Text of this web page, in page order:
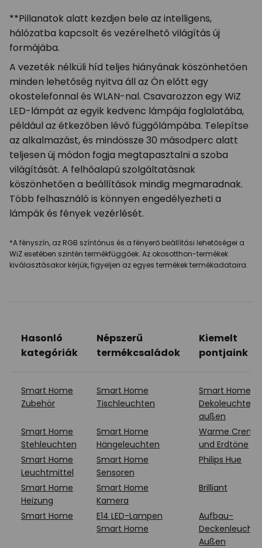
**Pillanatok alatt kezdjen bele az intelligens,
hálózatba kapcsolt és vezérelhető világítás új
formájába.
A vezeték nélküli híd teljes hiányának köszönhetően
minden lehetőség nyitva áll az Ön előtt egy
okostelefonnal és WLAN-nal. Csavarozzon egy WiZ
LED-lámpát az egyik kedvenc lámpája foglalatába,
például az étkezőben lévő függőlámpába. Telepítse
az alkalmazást, és mindössze 30 másodperc alatt
teljesen új módon fogja megtapasztalni a szoba
világítását. A felhőalapú szolgáltatásnak
köszönhetően a beállítások mindig megmaradnak.
Több felhasználó is könnyen engedélyezheti a
lámpák és fények vezérlését.
*A fényszín, az RGB színtónus és a fényerő beállítási lehetőségei a
WiZ esetében szintén termékfüggőek. Az okosotthon-termékek
kiválasztásakor kérjük, figyeljen az egyes termékek termékadataira.
Hasonló
kategóriák
Népszerű
termékcsaládok
Kiemelt
pontjaink
Smart Home
Zubehör
Smart Home
Tischleuchten
Smart Home
Dekoleuchten
außen
Smart Home
Stehleuchten
Smart Home
Hängeleuchten
Warme
und Erdtöne
Smart Home
Leuchtmittel
Smart Home
Sensoren
Philips Hue
Smart Home
Heizung
Smart Home
Kamera
Brilliant
Smart Home
E14 LED-Lampen
Smart Home
Aufbau-
Außen